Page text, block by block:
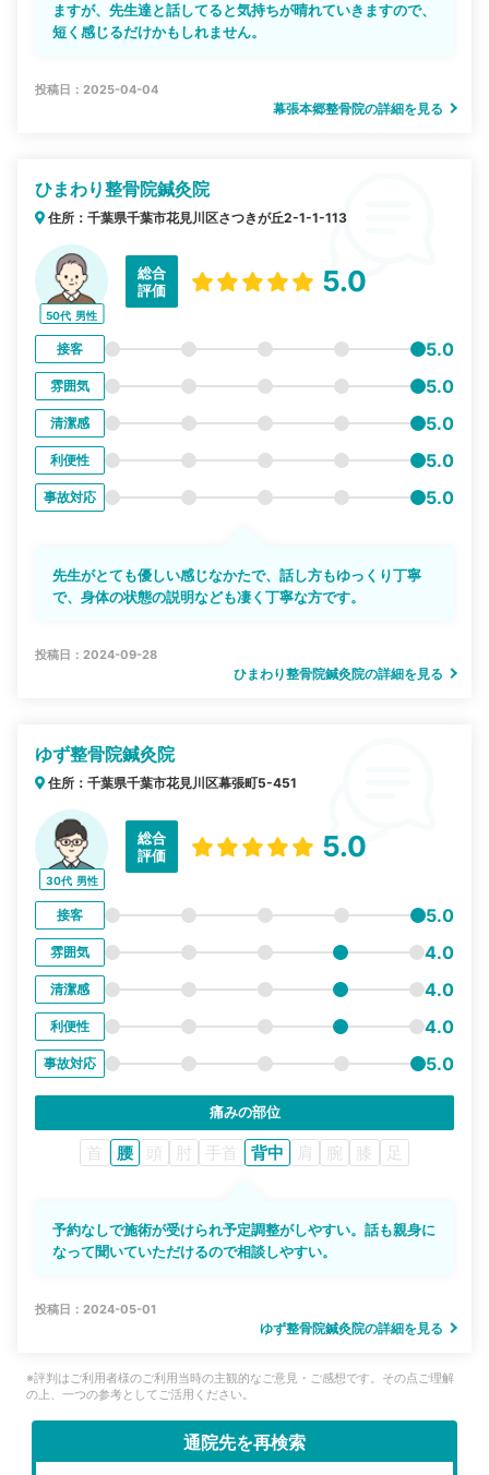
ますが、先生達と話してると気持ちが晴れていきますので、
短く感じるだけかもしれません。
投稿日：2025-04-04
幕張本郷整骨院の詳細を見る
ひまわり整骨院鍼灸院
住所：千葉県千葉市花見川区さつきが丘2-1-1-113
50代 男性
総合
評価
5.0
接客 5.0
雰囲気 5.0
清潔感 5.0
利便性 5.0
事故対応 5.0
先生がとても優しい感じなかたで、話し方もゆっくり丁寧
で、身体の状態の説明なども凄く丁寧な方です。
投稿日：2024-09-28
ひまわり整骨院鍼灸院の詳細を見る
ゆず整骨院鍼灸院
住所：千葉県千葉市花見川区幕張町5-451
30代 男性
総合
評価
5.0
接客 5.0
雰囲気 4.0
清潔感 4.0
利便性 4.0
事故対応 5.0
痛みの部位
首 腰 頭 肘 手首 背中 肩 腕 膝 足
予約なしで施術が受けられ予定調整がしやすい。話も親身に
なって聞いていただけるので相談しやすい。
投稿日：2024-05-01
ゆず整骨院鍼灸院の詳細を見る
※評判はご利用者様のご利用当時の主観的なご意見・ご感想です。その点ご理解
の上、一つの参考としてご活用ください。
通院先を再検索